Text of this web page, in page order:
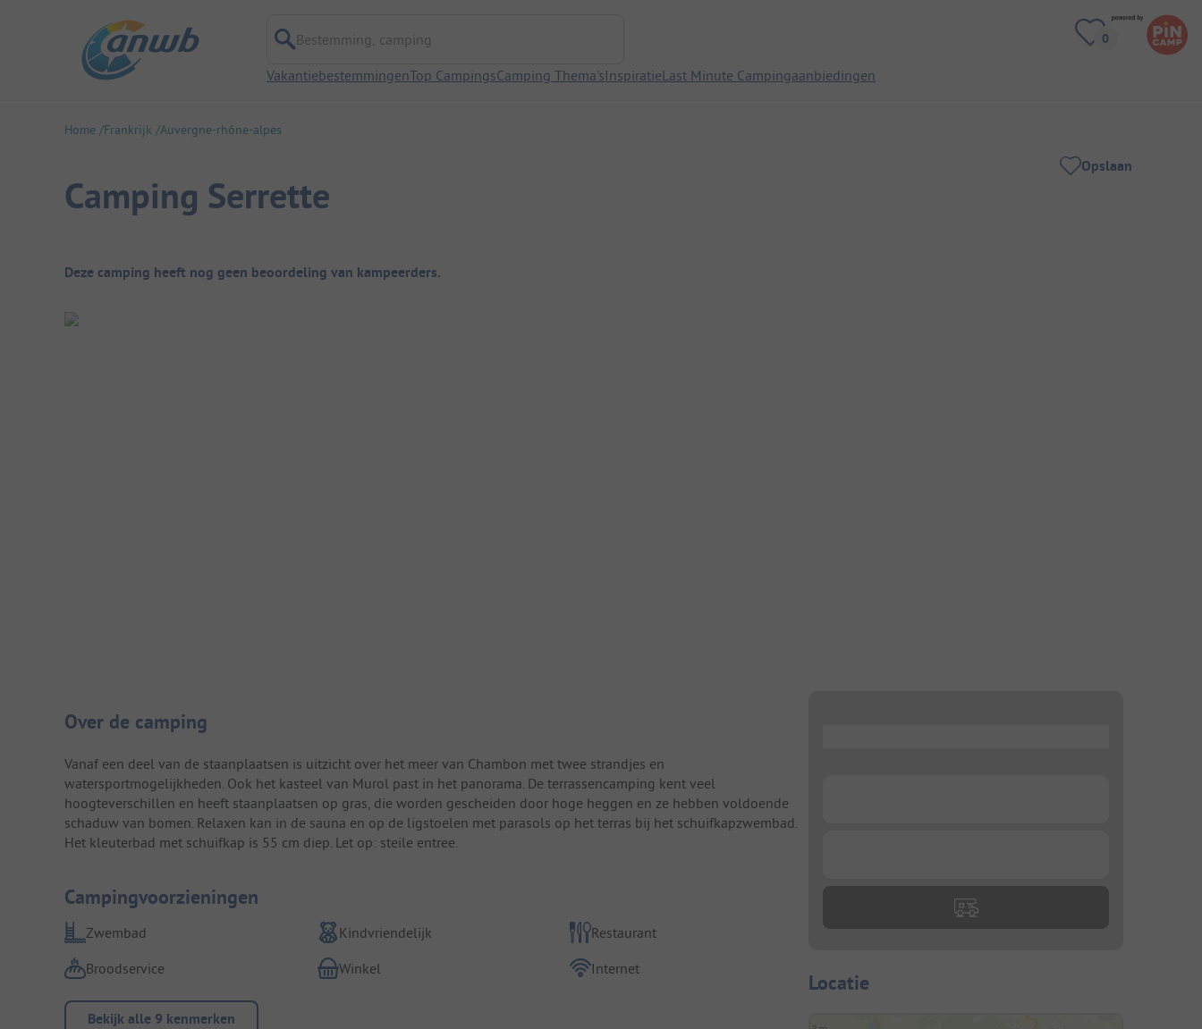
Bestemming, camping
VakantiebestemmingenTop CampingsCamping Thema'sInspiratieLast Minute Campingaanbiedingen
Home Frankrijk Auvergne-rhône-alpes
Camping Serrette
Opslaan
Camping overzicht
Deze camping heeft nog geen beoordeling van kampeerders.
Camping introductie
Over de camping
Vanaf een deel van de staanplaatsen is uitzicht over het meer van Chambon met twee strandjes en
watersportmogelijkheden. Ook het kasteel van Murol past in het panorama. De terrassencamping kent veel
hoogteverschillen en heeft staanplaatsen op gras, die worden gescheiden door hoge heggen en ze hebben voldoende
schaduw van bomen. Relaxen kan in de sauna en op de ligstoelen met parasols op het terras bij het schuifkapzwembad.
Het kleuterbad met schuifkap is 55 cm diep. Let op: steile entree.
Campingvoorzieningen
Zwembad Kindvriendelijk
Restaurant
Broodservice
Winkel Internet
Bekijk alle 9 kenmerken
Locatie